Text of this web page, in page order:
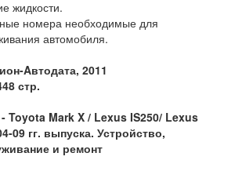
жидкости.
номера необходимые для
автомобиля.
Aвтодата, 2011
стр.
Toyota Mark X / Lexus IS250/ Lexus
09 гг. выпуска. Устройство,
и ремонт